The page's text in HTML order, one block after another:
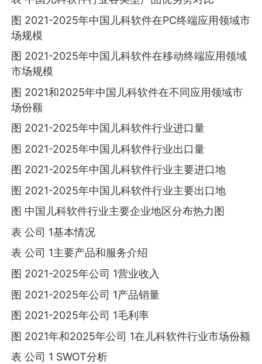
图 2021-2025年中国儿科软件在PC终端应用领域市
场规模
图 2021-2025年中国儿科软件在移动终端应用领域
市场规模
图 2021和2025年中国儿科软件在不同应用领域市
场份额
图 2021-2025年中国儿科软件行业进口量
图 2021-2025年中国儿科软件行业出口量
图 2021-2025年中国儿科软件行业主要进口地
图 2021-2025年中国儿科软件行业主要出口地
图 中国儿科软件行业主要企业地区分布热力图
表 公司 1基本情况
表 公司 1主要产品和服务介绍
图 2021-2025年公司 1营业收入
图 2021-2025年公司 1产品销量
图 2021-2025年公司 1毛利率
图 2021年和2025年公司 1在儿科软件行业市场份额
表 公司 1 SWOT分析